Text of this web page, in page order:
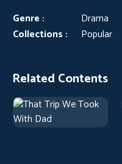
Genre :
Drama
Collections :
Popular
Related Contents